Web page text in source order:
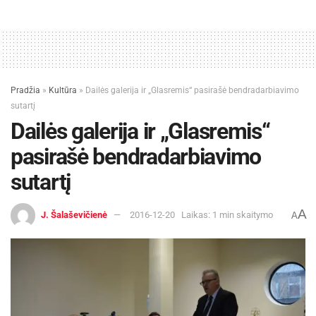
Pradžia » Kultūra » Dailės galerija ir „Glasremis“ pasirašė bendradarbiavimo
sutartį
Dailės galerija ir „Glasremis“
pasirašė bendradarbiavimo
sutartį
J. Šalaševičienė 2016-12-20 Laikas: 1 min skaitymo AA